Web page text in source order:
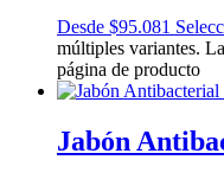
Desde $95.081
múltiples variantes.
página de producto
Jabón